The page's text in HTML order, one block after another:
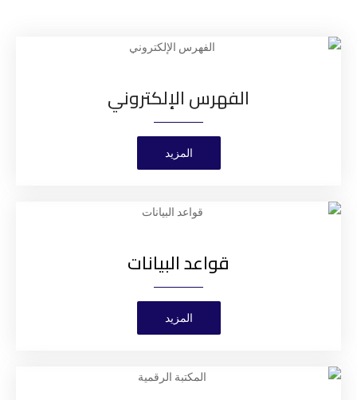
الفهرس الإلكتروني
المزيد
قواعد البيانات
المزيد